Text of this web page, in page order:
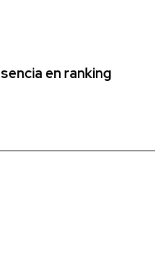
en ranking